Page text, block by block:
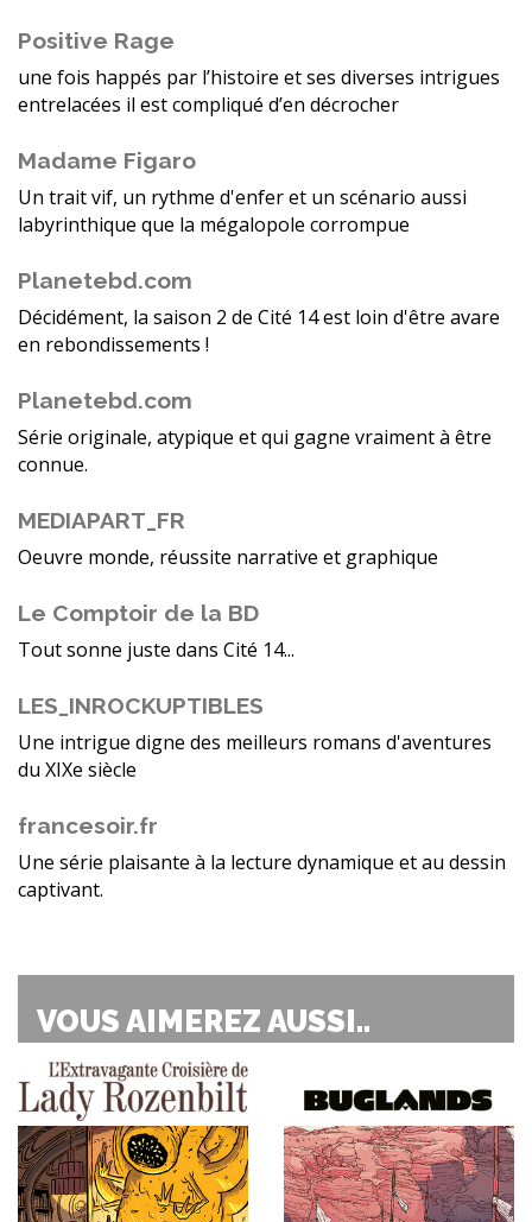
Positive Rage
une fois happés par l’histoire et ses diverses intrigues
entrelacées il est compliqué d’en décrocher
Madame Figaro
Un trait vif, un rythme d'enfer et un scénario aussi
labyrinthique que la mégalopole corrompue
Planetebd.com
Décidément, la saison 2 de Cité 14 est loin d'être avare
en rebondissements !
Planetebd.com
Série originale, atypique et qui gagne vraiment à être
connue.
MEDIAPART_FR
Oeuvre monde, réussite narrative et graphique
Le Comptoir de la BD
Tout sonne juste dans Cité 14...
LES_INROCKUPTIBLES
Une intrigue digne des meilleurs romans d'aventures
du XIXe siècle
francesoir.fr
Une série plaisante à la lecture dynamique et au dessin
captivant.
VOUS AIMEREZ AUSSI..